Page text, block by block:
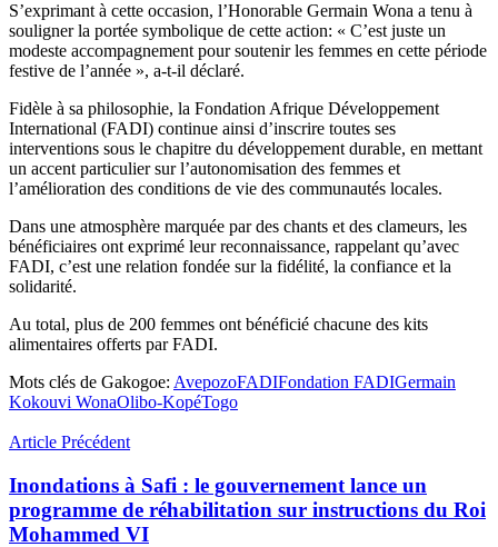
S’exprimant à cette occasion, l’Honorable Germain Wona a tenu à
souligner la portée symbolique de cette action: « C’est juste un
modeste accompagnement pour soutenir les femmes en cette période
festive de l’année », a-t-il déclaré.
Fidèle à sa philosophie, la Fondation Afrique Développement
International (FADI) continue ainsi d’inscrire toutes ses
interventions sous le chapitre du développement durable, en mettant
un accent particulier sur l’autonomisation des femmes et
l’amélioration des conditions de vie des communautés locales.
Dans une atmosphère marquée par des chants et des clameurs, les
bénéficiaires ont exprimé leur reconnaissance, rappelant qu’avec
FADI, c’est une relation fondée sur la fidélité, la confiance et la
solidarité.
Au total, plus de 200 femmes ont bénéficié chacune des kits
alimentaires offerts par FADI.
Mots clés de Gakogoe: AvepozoFADIFondation FADIGermain
Kokouvi WonaOlibo-KopéTogo
Article Précédent
Inondations à Safi : le gouvernement lance un
programme de réhabilitation sur instructions du Roi
Mohammed VI